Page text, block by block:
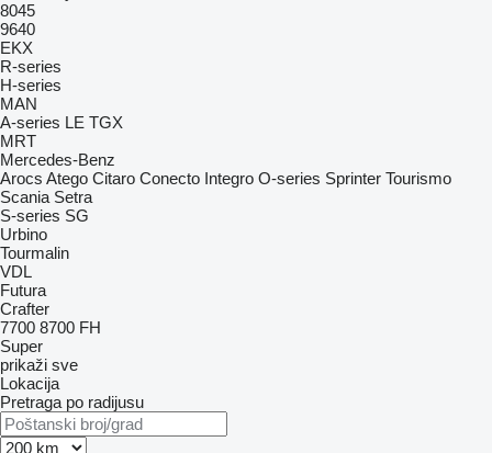
8045
9640
EKX
R-series
H-series
MAN
A-series LE TGX
MRT
Mercedes-Benz
Arocs Atego Citaro Conecto Integro O-series Sprinter Tourismo
Scania Setra
S-series SG
Urbino
Tourmalin
VDL
Futura
Crafter
7700 8700 FH
Super
prikaži sve
Lokacija
Pretraga po radijusu